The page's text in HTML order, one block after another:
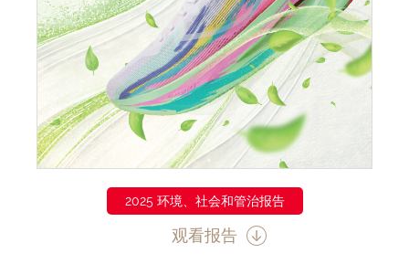
2025 环境、社会和管治报告
观看报告